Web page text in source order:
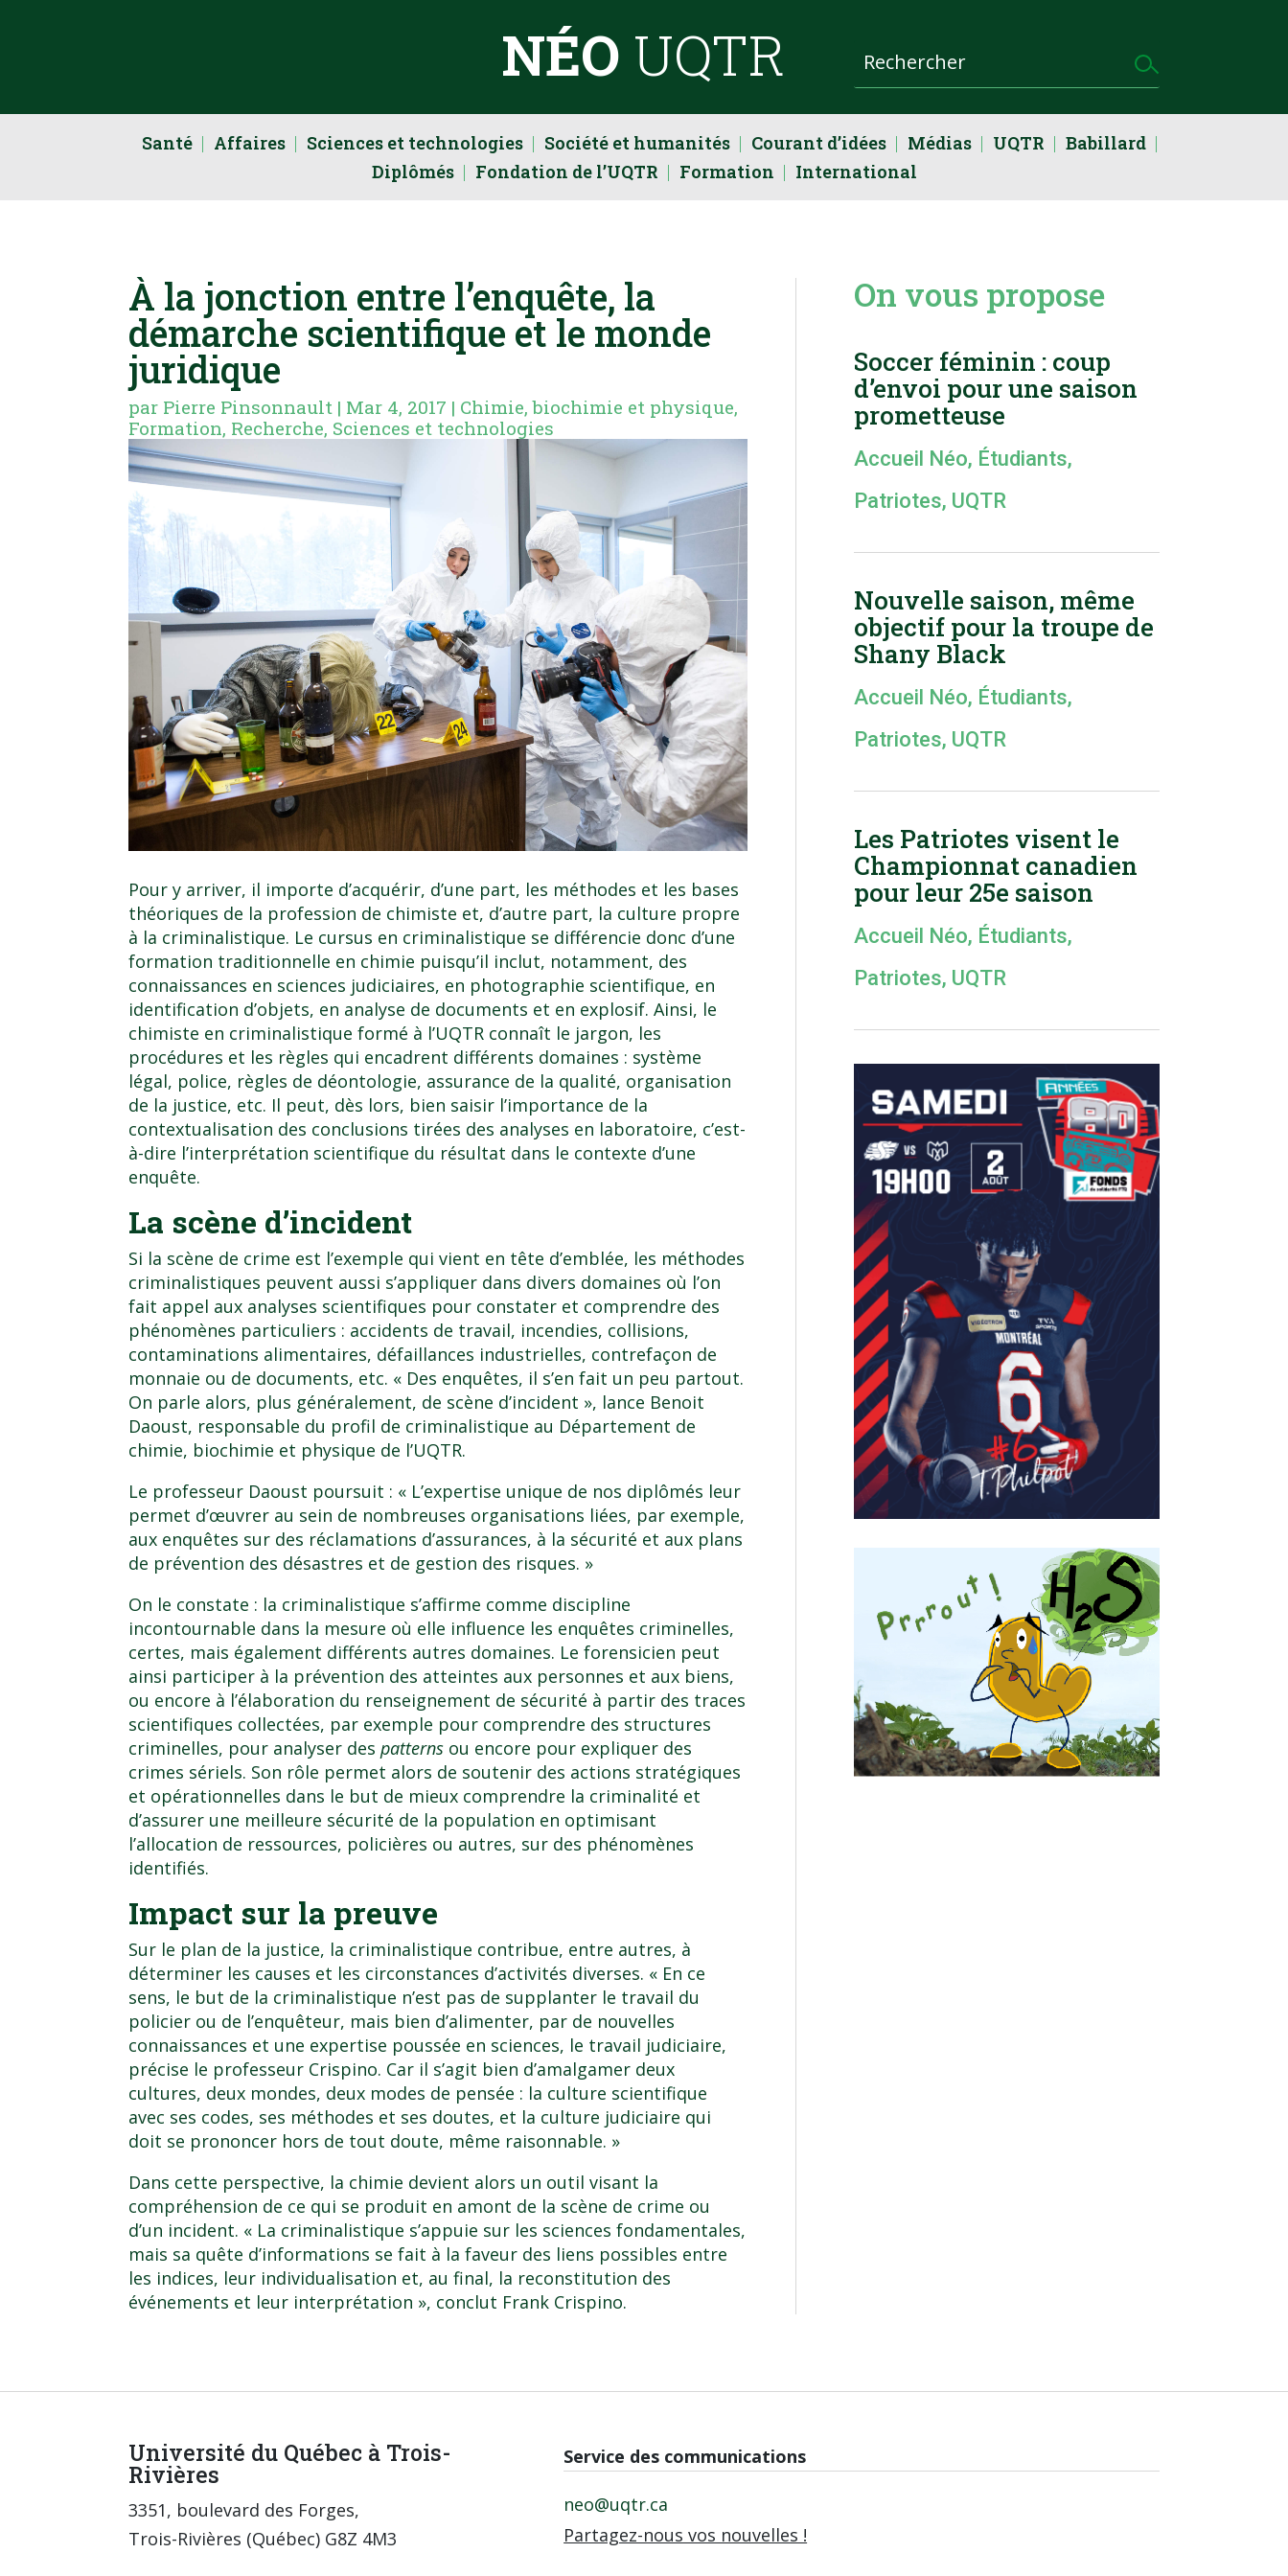
NÉO UQTR
Santé Affaires Sciences et technologies Société et humanités Courant d’idées Médias UQTR
Babillard
Diplômés
Fondation de l’UQTR Formation International
À la jonction entre l’enquête, la
démarche scientifique et le monde
juridique
par Pierre Pinsonnault | Mar 4, 2017 | Chimie, biochimie et physique,
Formation, Recherche, Sciences et technologies
Pour y arriver, il importe d’acquérir, d’une part, les méthodes et les bases
théoriques de la profession de chimiste et, d’autre part, la culture propre
à la criminalistique. Le cursus en criminalistique se différencie donc d’une
formation traditionnelle en chimie puisqu’il inclut, notamment, des
connaissances en sciences judiciaires, en photographie scientifique, en
identification d’objets, en analyse de documents et en explosif. Ainsi, le
chimiste en criminalistique formé à l’UQTR connaît le jargon, les
procédures et les règles qui encadrent différents domaines : système
légal, police, règles de déontologie, assurance de la qualité, organisation
de la justice, etc. Il peut, dès lors, bien saisir l’importance de la
contextualisation des conclusions tirées des analyses en laboratoire, c’est-
à-dire l’interprétation scientifique du résultat dans le contexte d’une
enquête.
La scène d’incident
Si la scène de crime est l’exemple qui vient en tête d’emblée, les méthodes
criminalistiques peuvent aussi s’appliquer dans divers domaines où l’on
fait appel aux analyses scientifiques pour constater et comprendre des
phénomènes particuliers : accidents de travail, incendies, collisions,
contaminations alimentaires, défaillances industrielles, contrefaçon de
monnaie ou de documents, etc. « Des enquêtes, il s’en fait un peu partout.
On parle alors, plus généralement, de scène d’incident », lance Benoit
Daoust, responsable du profil de criminalistique au Département de
chimie, biochimie et physique de l’UQTR.
Le professeur Daoust poursuit : « L’expertise unique de nos diplômés leur
permet d’œuvrer au sein de nombreuses organisations liées, par exemple,
aux enquêtes sur des réclamations d’assurances, à la sécurité et aux plans
de prévention des désastres et de gestion des risques. »
On le constate : la criminalistique s’affirme comme discipline
incontournable dans la mesure où elle influence les enquêtes criminelles,
certes, mais également différents autres domaines. Le forensicien peut
ainsi participer à la prévention des atteintes aux personnes et aux biens,
ou encore à l’élaboration du renseignement de sécurité à partir des traces
scientifiques collectées, par exemple pour comprendre des structures
criminelles, pour analyser despatterns ou encore pour expliquer des
crimes sériels. Son rôle permet alors de soutenir des actions stratégiques
et opérationnelles dans le but de mieux comprendre la criminalité et
d’assurer une meilleure sécurité de la population en optimisant
l’allocation de ressources, policières ou autres, sur des phénomènes
identifiés.
Impact sur la preuve
Sur le plan de la justice, la criminalistique contribue, entre autres, à
déterminer les causes et les circonstances d’activités diverses. « En ce
sens, le but de la criminalistique n’est pas de supplanter le travail du
policier ou de l’enquêteur, mais bien d’alimenter, par de nouvelles
connaissances et une expertise poussée en sciences, le travail judiciaire,
précise le professeur Crispino. Car il s’agit bien d’amalgamer deux
cultures, deux mondes, deux modes de pensée : la culture scientifique
avec ses codes, ses méthodes et ses doutes, et la culture judiciaire qui
doit se prononcer hors de tout doute, même raisonnable. »
Dans cette perspective, la chimie devient alors un outil visant la
compréhension de ce qui se produit en amont de la scène de crime ou
d’un incident. « La criminalistique s’appuie sur les sciences fondamentales,
mais sa quête d’informations se fait à la faveur des liens possibles entre
les indices, leur individualisation et, au final, la reconstitution des
événements et leur interprétation », conclut Frank Crispino.
On vous propose
Soccer féminin : coup
d’envoi pour une saison
prometteuse
Accueil Néo, Étudiants,
Patriotes, UQTR
Nouvelle saison, même
objectif pour la troupe de
Shany Black
Accueil Néo, Étudiants,
Patriotes, UQTR
Les Patriotes visent le
Championnat canadien
pour leur 25e saison
Accueil Néo, Étudiants,
Patriotes, UQTR
Université du Québec à Trois-
Rivières
3351, boulevard des Forges,
Trois-Rivières (Québec) G8Z 4M3
Service des communications
neo@uqtr.ca
Partagez-nous vos nouvelles !